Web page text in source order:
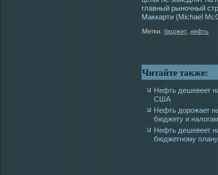
главный рыночный
Маккарти (Michael
Метки: бюджет, нефть
Читайте также:
Нефть дешевеет
США
Нефть дорожает
бюджету и
Нефть дешевеет
бюджетному плану